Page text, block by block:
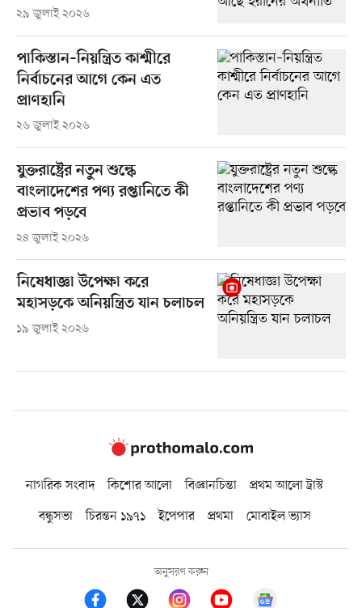
২৯ জুলাই ২০২৬
পাকিস্তান–নিয়ন্ত্রিত কাশ্মীরে
নির্বাচনের আগে কেন এত
প্রাণহানি
২৬ জুলাই ২০২৬
যুক্তরাষ্ট্রের নতুন শুল্কে
বাংলাদেশের পণ্য রপ্তানিতে কী
প্রভাব পড়বে
২৪ জুলাই ২০২৬
নিষেধাজ্ঞা উপেক্ষা করে
মহাসড়কে অনিয়ন্ত্রিত যান চলাচল
১৯ জুলাই ২০২৬
নাগরিক সংবাদ কিশোর আলো বিজ্ঞানচিন্তা
প্রথম আলো ট্রাস্ট
বন্ধুসভা
চিরন্তন ১৯৭১ ইপেপার প্রথমা মোবাইল ভ্যাস
অনুসরণ করুন